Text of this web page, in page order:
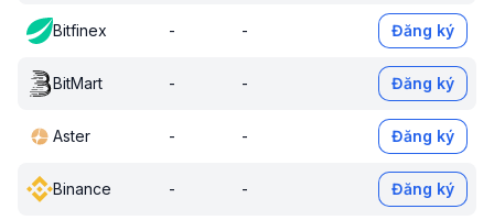
Bitfinex - - Đăng ký
BitMart - - Đăng ký
Aster - - Đăng ký
Binance - - Đăng ký